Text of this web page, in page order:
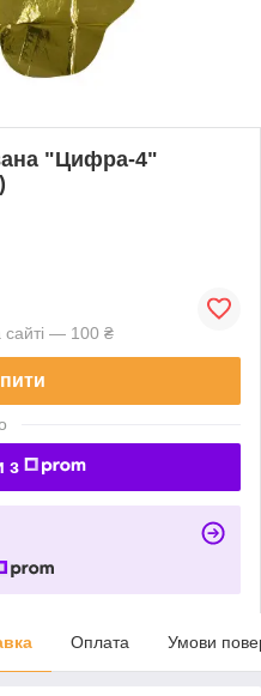
"Цифра-4"
сайті — 100 ₴
з
Оплата Умови